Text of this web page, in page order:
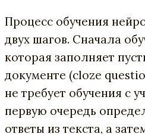
Процесс обучения
двух шагов. Сначала
которая заполняет
документе (cloze
не требует обучения с
первую очередь
ответы из текста, а